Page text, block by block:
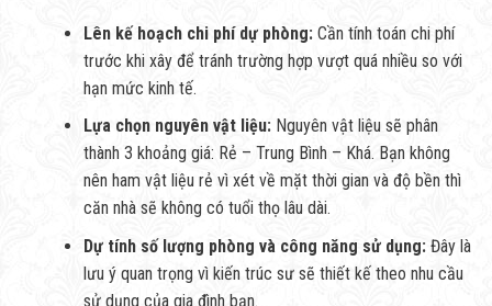
Lên kế hoạch chi phí dự phòng:Cần tính toán chi phí
trước khi xây để tránh trường hợp vượt quá nhiều so với
hạn mức kinh tế.
Lựa chọn nguyên vật liệu:Nguyên vật liệu sẽ phân
thành 3 khoảng giá: Rẻ – Trung Bình – Khá. Bạn không
nên ham vật liệu rẻ vì xét về mặt thời gian và độ bền thì
căn nhà sẽ không có tuổi thọ lâu dài.
Dự tính số lượng phòng và công năng sử dụng:Đây là
lưu ý quan trọng vì kiến trúc sư sẽ thiết kế theo nhu cầu
sử dụng của gia đình bạn.